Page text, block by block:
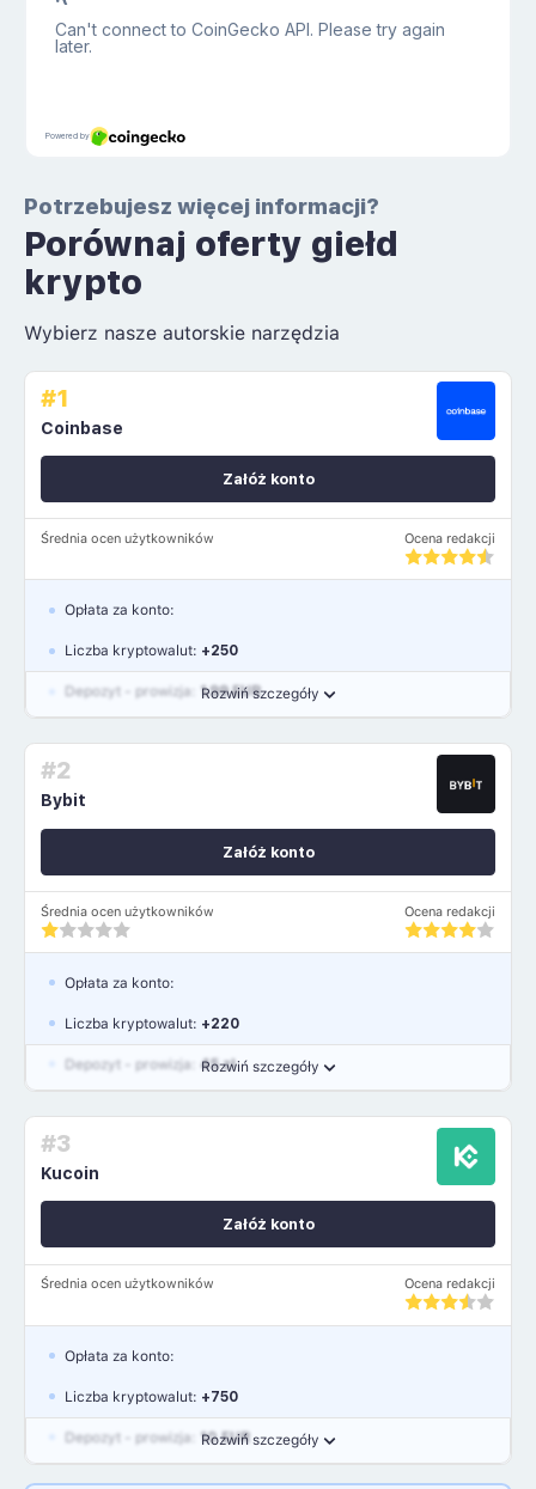
Potrzebujesz więcej informacji?
Porównaj oferty giełd
krypto
Wybierz nasze autorskie narzędzia
#1
Coinbase
Średnia ocen użytkowników Ocena redakcji
Załóż konto
Rozwiń szczegóły
Opłata za konto:
Liczba kryptowalut: +250
Depozyt - prowizja: 1.99 EUR
Język polski: TAK
#2
Bybit
Średnia ocen użytkowników Ocena redakcji
Załóż konto
Rozwiń szczegóły
Opłata za konto:
Liczba kryptowalut: +220
Depozyt - prowizja: 45 zł
Język polski: NIE
#3
Kucoin
Średnia ocen użytkowników Ocena redakcji
Załóż konto
Rozwiń szczegóły
Opłata za konto:
Liczba kryptowalut: +750
Depozyt - prowizja: 10 EUR